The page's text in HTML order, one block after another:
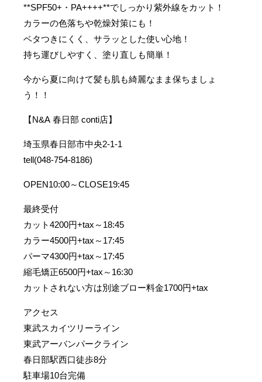
**SPF50+・PA++++**でしっかり紫外線をカット！
カラーの色落ちや乾燥対策にも！
ベタつきにくく、サラッとした使い心地！
持ち運びしやすく、塗り直しも簡単！
今から夏に向けて髪も肌も綺麗なまま保ちましょ
う！！
【N&A 春日部 conti店】
埼玉県春日部市中央2-1-1
tell(048-754-8186)
OPEN10:00～CLOSE19:45
最終受付
カット4200円+tax～18:45
カラー4500円+tax～17:45
パーマ4300円+tax～17:45
縮毛矯正6500円+tax～16:30
カットされない方は別途ブロー料金1700円+tax
アクセス
東武スカイツリーライン
東武アーバンパークライン
春日部駅西口徒歩8分
駐車場10台完備